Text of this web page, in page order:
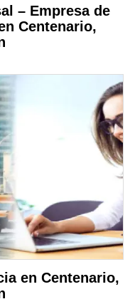
– Empresa de
Centenario,
en Centenario,